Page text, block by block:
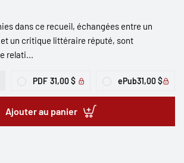
dans ce recueil, échangées entre un
un critique littéraire réputé, sont
relati...
PDF 31,00 $ ePub31,00 $
Ajouter au panier